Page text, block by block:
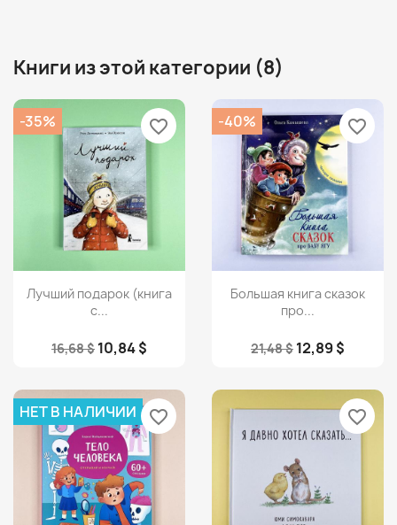
Книги из этой категории (8)
Просмотр
Лучший подарок (книга
с...
16,68 $ 10,84 $
-35% favorite_border
Просмотр
Большая книга сказок
про...
21,48 $ 12,89 $
-40% favorite_border
НЕТ В НАЛИЧИИ favorite_border favorite_border